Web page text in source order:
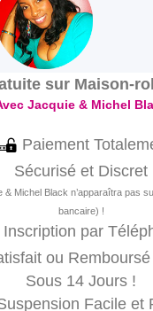
sur Maison-
Jacquie & Michel
Paiement
Sécurisé et Discret
& Michel Black n’apparaîtra pas
bancaire) !
Inscription par
ou
Sous 14 Jours !
Facile et